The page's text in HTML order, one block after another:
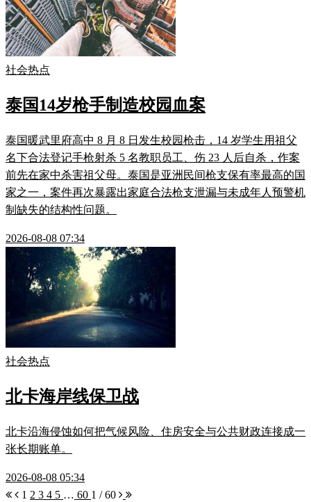
社会热点
泰国14岁枪手制造校园血案
泰国暖武里府高中 8 月 8 日发生校园枪击，14 岁学生用祖父
名下合法登记手枪射杀 5 名教职员工、伤 23 人后自杀，作案
前先在家中杀害祖父母。泰国是亚洲民间枪支保有率最高的国
家之一，案件再次暴露出家庭合法枪支泄漏与未成年人预警机
制缺失的结构性问题。
2026-08-08 07:34
社会热点
北卡海岸线保卫战
北卡沿海侵蚀如何把气候风险、住房安全与公共财政连接成一
张长期账单。
2026-08-08 05:34
1 2 3 4 5 … 60 1 / 60